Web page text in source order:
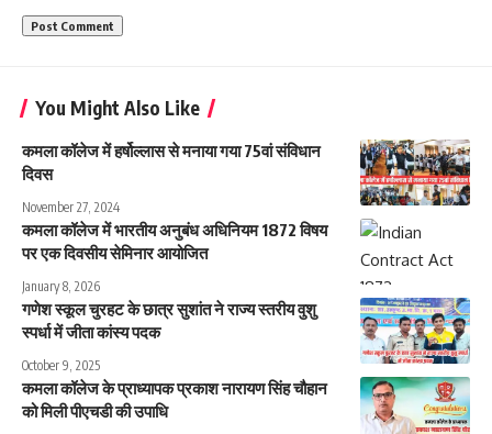
You Might Also Like
कमला कॉलेज में हर्षोल्लास से मनाया गया 75वां संविधान
दिवस
November 27, 2024
कमला कॉलेज में भारतीय अनुबंध अधिनियम 1872 विषय
पर एक दिवसीय सेमिनार आयोजित
January 8, 2026
गणेश स्कूल चुरहट के छात्र सुशांत ने राज्य स्तरीय वुशु
स्पर्धा में जीता कांस्य पदक
October 9, 2025
कमला कॉलेज के प्राध्यापक प्रकाश नारायण सिंह चौहान
को मिली पीएचडी की उपाधि